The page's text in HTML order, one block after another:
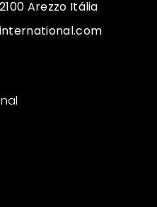
Arezzo Itália